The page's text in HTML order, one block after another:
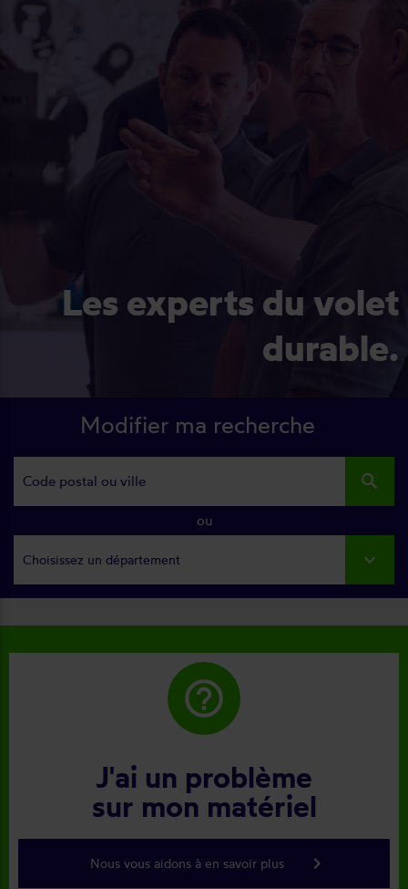
Les experts du volet
durable.
Modifier ma recherche
search
ou
Choisissez un département
help_outline
J'ai un problème
sur mon matériel
Nous vous aidons à en savoir plus keyboard_arrow_right